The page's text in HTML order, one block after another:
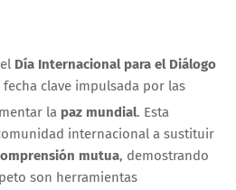
Día Internacional para el Diálogo
fecha clave impulsada por las
la paz mundial. Esta
internacional a sustituir
mutua, demostrando
son herramientas